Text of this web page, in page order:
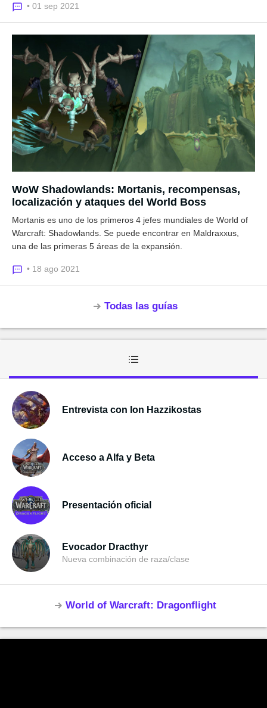
• 01 sep 2021
WoW Shadowlands: Mortanis, recompensas,
localización y ataques del World Boss
Mortanis es uno de los primeros 4 jefes mundiales de World of
Warcraft: Shadowlands. Se puede encontrar en Maldraxxus,
una de las primeras 5 áreas de la expansión.
• 18 ago 2021
Todas las guías
Entrevista con Ion Hazzikostas
Acceso a Alfa y Beta
Presentación oficial
Evocador Dracthyr
Nueva combinación de raza/clase
World of Warcraft: Dragonflight